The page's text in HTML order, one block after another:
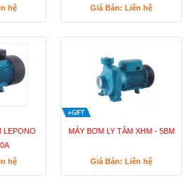
hệ
Giá Bán: Liên hệ
LEPONO
hệ
MÁY BƠM LY TÂM XHM - 5BM
Giá Bán: Liên hệ